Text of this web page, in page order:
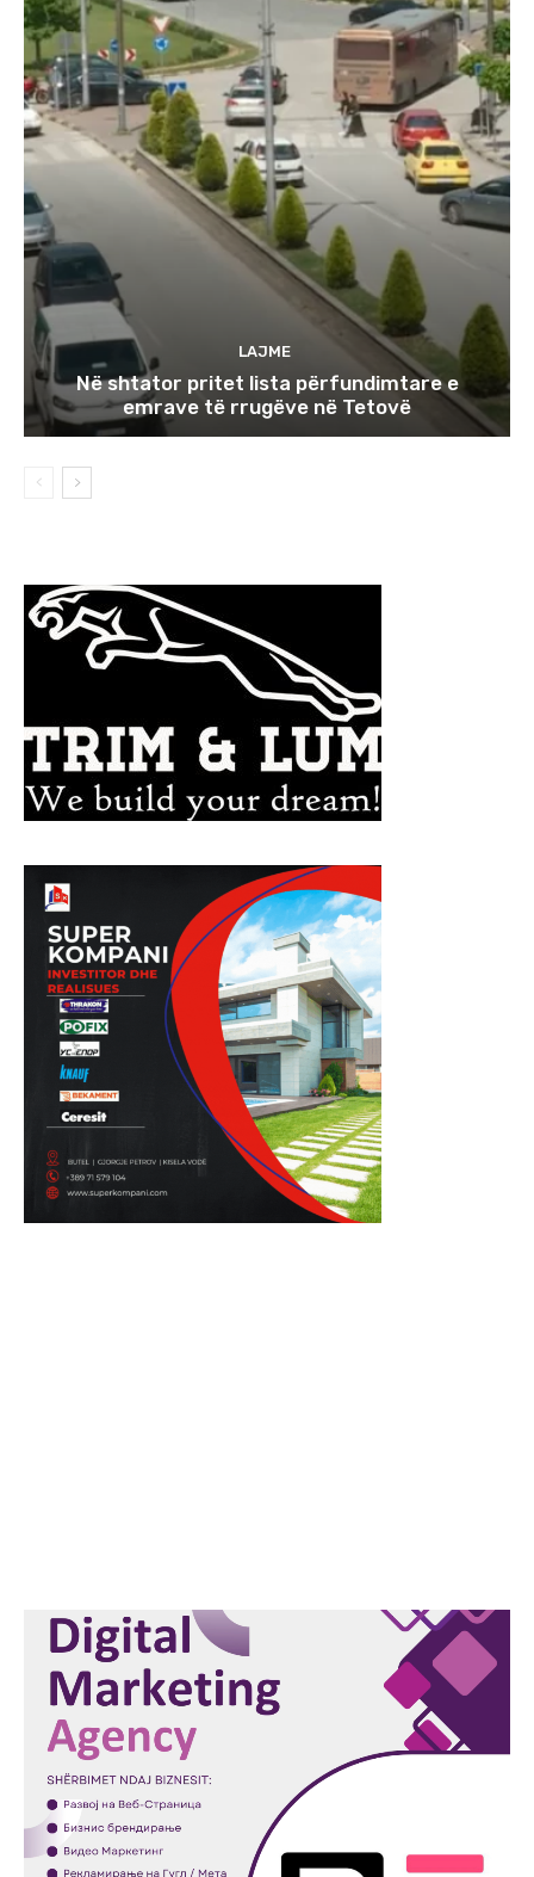
LAJME
Në shtator pritet lista përfundimtare e
emrave të rrugëve në Tetovë